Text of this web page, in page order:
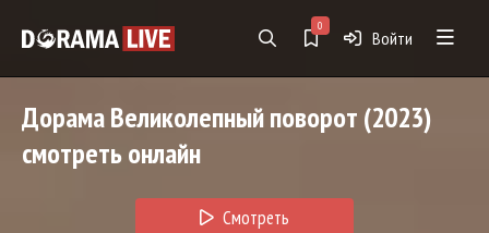
0
Войти
ДорамаВеликолепный поворот (2023)
смотреть онлайн
Смотреть